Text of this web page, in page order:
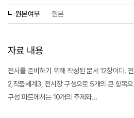
원본여부 원본
자료 내용
전시를 준비하기 위해 작성된 문서 12장이다.
2,작품세계3, 전시장 구성으로 5개의 큰 항목
구성 파트에서는 10개의 주제와...